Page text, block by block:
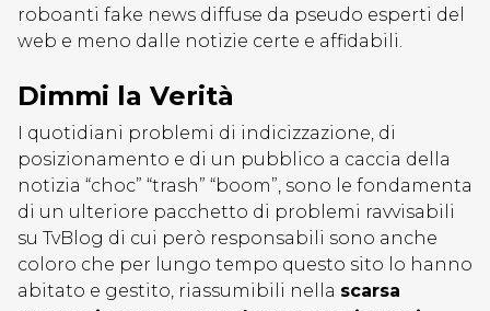
roboanti fake news diffuse da pseudo esperti del
web e meno dalle notizie certe e affidabili.
Dimmi la Verità
I quotidiani problemi di indicizzazione, di
posizionamento e di un pubblico a caccia della
notizia “choc” “trash” “boom”, sono le fondamenta
di un ulteriore pacchetto di problemi ravvisabili
su TvBlog di cui però responsabili sono anche
coloro che per lungo tempo questo sito lo hanno
abitato e gestito, riassumibili nella scarsa